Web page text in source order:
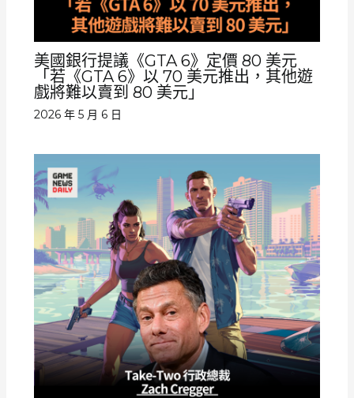
美國銀行提議《GTA 6》定價 80 美元
「若《GTA 6》以 70 美元推出，其他遊
戲將難以賣到 80 美元」
2026 年 5 月 6 日